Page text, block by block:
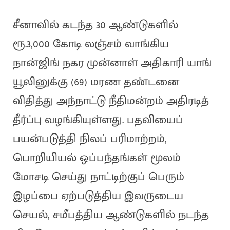
சீனாவில் கடந்த 30 ஆண்டுகளில்
ரூ.3,000 கோடி லஞ்சம் வாங்கிய
நான்ஜிங் நகர முன்னாள் அதிகாரி யாங்
யூலினுக்கு (69) மரண தண்டனை
விதித்து அந்நாட்டு நீதிமன்றம் அதிரடித்
தீர்ப்பு வழங்கியுள்ளது. பதவியைப்
பயன்படுத்தி நிலப் பரிமாற்றம்,
பொறியியல் ஒப்பந்தங்கள் மூலம்
மோசடி செய்து நாட்டிற்குப் பெரும்
இழப்பை ஏற்படுத்திய இவருடைய
செயல், சமீபத்திய ஆண்டுகளில் நடந்த